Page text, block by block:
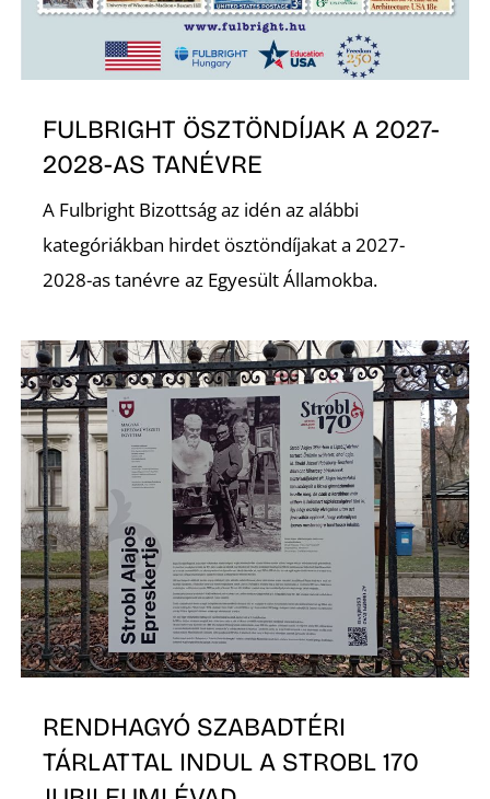
FULBRIGHT ÖSZTÖNDÍJAK A 2027-
2028-AS TANÉVRE
A Fulbright Bizottság az idén az alábbi
kategóriákban hirdet ösztöndíjakat a 2027-
2028-as tanévre az Egyesült Államokba.
RENDHAGYÓ SZABADTÉRI
TÁRLATTAL INDUL A STROBL 170